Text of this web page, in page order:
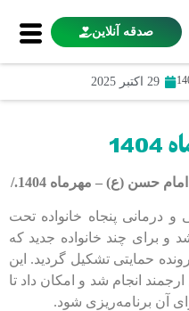
صدقه آنلاین
29 اکتبر 2025
حسن (ع) – مهرماه 1404./
معیشتی و درمانی پنجاه خانواده تحت
برای چند خانواده جدید که
حمایتی تشکیل گردید. این
انجام شد و امکان داد تا
آن برنامه‌ریزی شود.